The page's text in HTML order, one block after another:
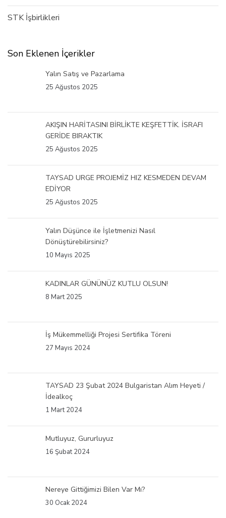
STK İşbirlikleri
Son Eklenen İçerikler
Yalın Satış ve Pazarlama
25 Ağustos 2025
AKIŞIN HARİTASINI BİRLİKTE KEŞFETTİK. İSRAFI
GERİDE BIRAKTIK
25 Ağustos 2025
TAYSAD URGE PROJEMİZ HIZ KESMEDEN DEVAM
EDİYOR
25 Ağustos 2025
Yalın Düşünce ile İşletmenizi Nasıl
Dönüştürebilirsiniz?
10 Mayıs 2025
KADINLAR GÜNÜNÜZ KUTLU OLSUN!
8 Mart 2025
İş Mükemmelliği Projesi Sertifika Töreni
27 Mayıs 2024
TAYSAD 23 Şubat 2024 Bulgaristan Alım Heyeti /
İdealkoç
1 Mart 2024
Mutluyuz, Gururluyuz
16 Şubat 2024
Nereye Gittiğimizi Bilen Var Mı?
30 Ocak 2024